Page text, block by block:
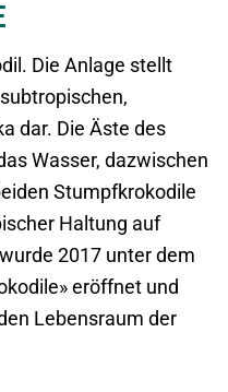
Die Anlage stellt
dar. Die Äste des
Wasser, dazwischen
Stumpfkrokodile
Haltung auf
2017 unter dem
eröffnet und
Lebensraum der